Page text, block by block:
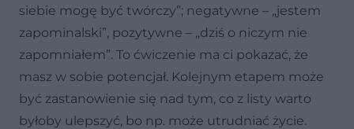
siebie mogę być twórczy”; negatywne – „jestem
zapominalski”, pozytywne – „dziś o niczym nie
zapomniałem”. To ćwiczenie ma ci pokazać, że
masz w sobie potencjał. Kolejnym etapem może
być zastanowienie się nad tym, co z listy warto
byłoby ulepszyć, bo np. może utrudniać życie.